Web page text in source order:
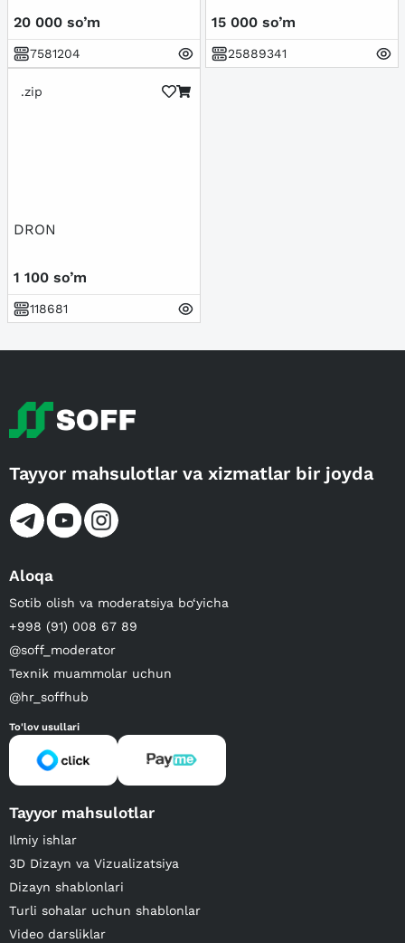
20 000 so’m
7581204
15 000 so’m
25889341
.zip
DRON
1 100 so’m
118681
Tayyor mahsulotlar va xizmatlar bir joyda
Aloqa
Sotib olish va moderatsiya bo‘yicha
+998 (91) 008 67 89
@soff_moderator
Texnik muammolar uchun
@hr_soffhub
To'lov usullari
Tayyor mahsulotlar
Ilmiy ishlar
3D Dizayn va Vizualizatsiya
Dizayn shablonlari
Turli sohalar uchun shablonlar
Video darsliklar